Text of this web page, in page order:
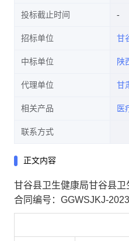
投标截止时间
招标单位 甘
中标单位 陕
代理单位 甘
相关产品 医
联系方式
正文内容
甘谷县卫生健康局甘谷县
合同编号：GGWSJKJ-